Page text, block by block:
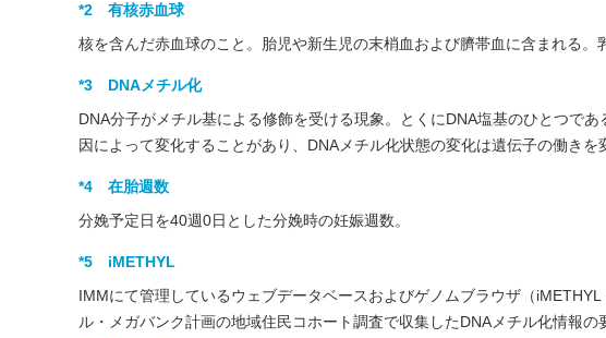
*2 有核赤血球
核を含んだ赤血球のこと。胎児や新生児の末梢血および臍帯血に含まれる。
*3 DNAメチル化
DNA分子がメチル基による修飾を受ける現象。とくにDNA塩基のひとつで
因によって変化することがあり、DNAメチル化状態の変化は遺伝子の働きを
*4 在胎週数
分娩予定日を40週0日とした分娩時の妊娠週数。
*5 iMETHYL
IMMにて管理しているウェブデータベースおよびゲノムブラウザ（
ル・メガバンク計画の地域住民コホート調査で収集したDNAメチル化情報の